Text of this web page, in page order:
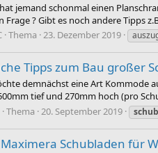
jemand schonmal einen
Frage ? Gibt es noch andere Tipps
Thema 23. Dezember 2019
Tipps zum Bau großer
demnächst eine Art Kommode
tief und 270mm hoch (pro
Thema 20. September 2019
Schubladen für